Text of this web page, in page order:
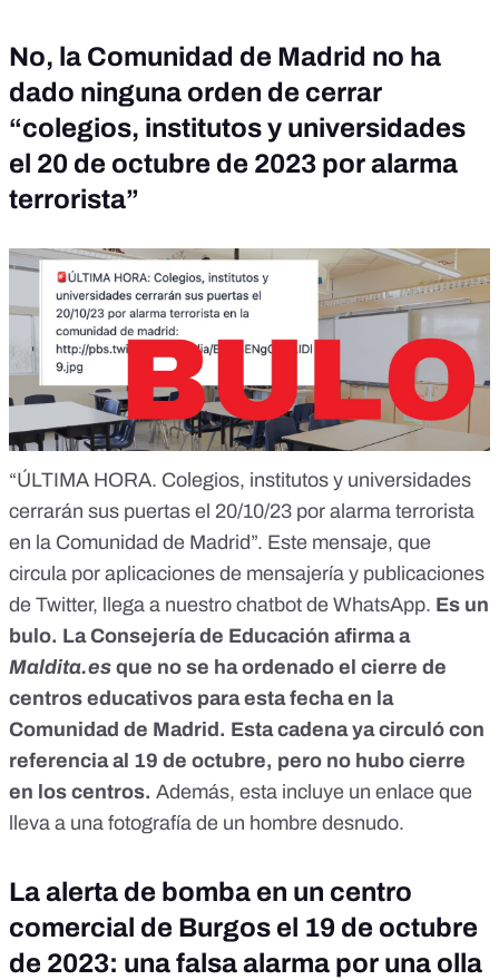
No, la Comunidad de Madrid no ha
dado ninguna orden de cerrar
“colegios, institutos y universidades
el 20 de octubre de 2023 por alarma
terrorista”
“ÚLTIMA HORA. Colegios, institutos y universidades
cerrarán sus puertas el 20/10/23 por alarma terrorista
en la Comunidad de Madrid”. Este mensaje, que
circula por aplicaciones de mensajería y publicaciones
de Twitter, llega a nuestro chatbot de WhatsApp. Es un
bulo. La Consejería de Educación afirma a
Maldita.es que no se ha ordenado el cierre de
centros educativos para esta fecha en la
Comunidad de Madrid. Esta cadena ya circuló con
referencia al 19 de octubre, pero no hubo cierre
en los centros. Además, esta incluye un enlace que
lleva a una fotografía de un hombre desnudo.
La alerta de bomba en un centro
comercial de Burgos el 19 de octubre
de 2023: una falsa alarma por una olla